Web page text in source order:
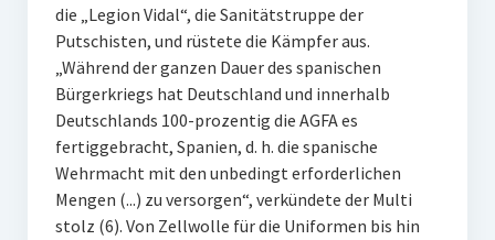
die „Legion Vidal“, die Sanitätstruppe der
Putschisten, und rüstete die Kämpfer aus.
„Während der ganzen Dauer des spanischen
Bürgerkriegs hat Deutschland und innerhalb
Deutschlands 100-prozentig die AGFA es
fertiggebracht, Spanien, d. h. die spanische
Wehrmacht mit den unbedingt erforderlichen
Mengen (...) zu versorgen“, verkündete der Multi
stolz (6). Von Zellwolle für die Uniformen bis hin